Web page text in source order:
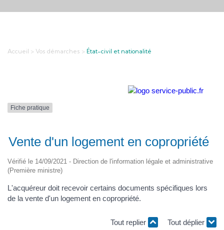
Accueil > Vos démarches > État-civil et nationalité
Fiche pratique
Vente d'un logement en copropriété
Vérifié le 14/09/2021 - Direction de l'information légale et administrative
(Première ministre)
L'acquéreur doit recevoir certains documents spécifiques lors
de la vente d'un logement en copropriété.
Tout replier Tout déplier